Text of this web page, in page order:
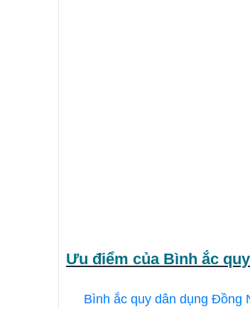
Ưu điểm của Bình ắc
Bình ắc quy dân dụng Đồng